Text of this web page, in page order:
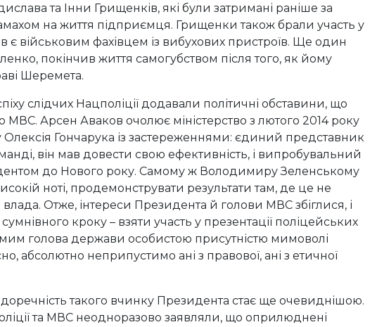
та Інни Грищенків, які були затримані раніше за
на життя підприємця. Грищенки також брали участь у
є військовим фахівцем із вибухових пристроїв. Ще один
покінчив життя самогубством після того, як йому
Шеремета.
слідчих Нацполіції додавали політичні обставини, що
МВС. Арсен Аваков очолює міністерство з лютого 2014 року
Гончарука із застереженнями: єдиний представник
він мав довести свою ефективність, і випробувальний
до Нового року. Самому ж Володимиру Зеленському
ноті, продемонструвати результати там, де це не
Отже, інтереси Президента й голови МВС збіглися, і
кроку – взяти участь у презентації поліцейських
голова держави особистою присутністю мимоволі
абсолютно неприпустимо ані з правової, ані з етичної
такого вчинку Президента стає ще очевиднішою.
та МВС неодноразово заявляли, що оприлюднені